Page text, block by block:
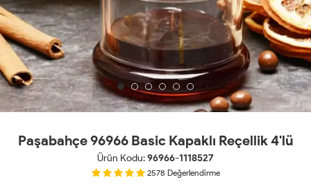
Paşabahçe 96966 Basic Kapaklı Reçellik 4'lü
Ürün Kodu:96966-1118527
2578 Değerlendirme